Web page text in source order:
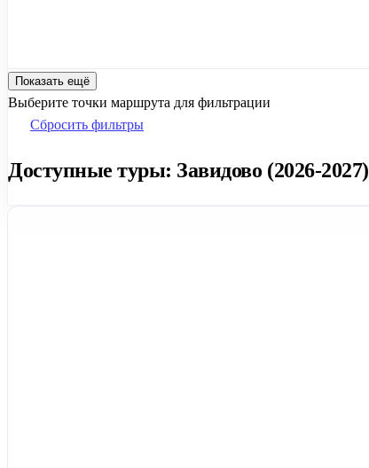
Показать ещё
Выберите точки маршрута для фильтрации
Сбросить фильтры
Доступные туры: Завидово (2026-2027)